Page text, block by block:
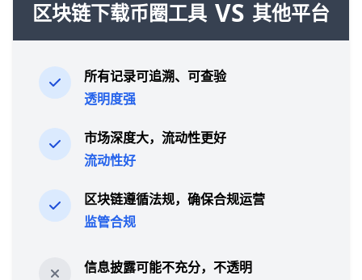
区块链下载币圈工具 VS 其他平台
所有记录可追溯、可查验
透明度强
市场深度大，流动性更好
流动性好
区块链遵循法规，确保合规运营
监管合规
信息披露可能不充分，不透明